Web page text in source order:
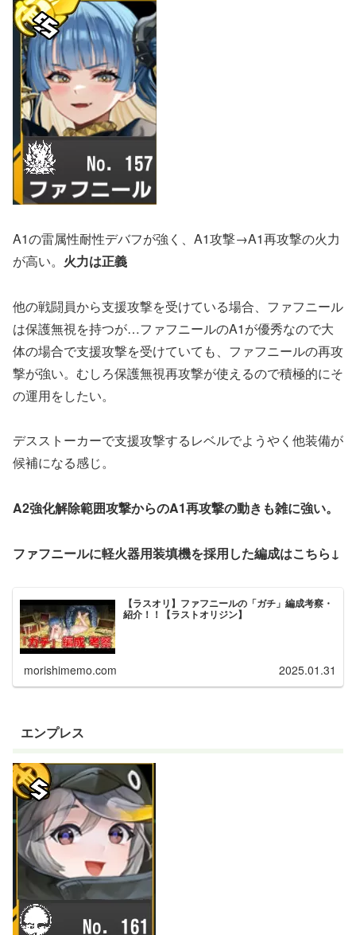
A1の雷属性耐性デバフが強く、A1攻撃→A1再攻撃の火力
が高い。 火力は正義
他の戦闘員から支援攻撃を受けている場合、ファフニール
は保護無視を持つが…ファフニールのA1が優秀なので大
体の場合で支援攻撃を受けていても、ファフニールの再攻
撃が強い。むしろ保護無視再攻撃が使えるので積極的にそ
の運用をしたい。
デスストーカーで支援攻撃するレベルでようやく他装備が
候補になる感じ。
A2強化解除範囲攻撃からのA1再攻撃の動きも雑に強い。
ファフニールに軽火器用装填機を採用した編成はこちら↓
【ラスオリ】ファフニールの「ガチ」編成考察・
紹介！！【ラストオリジン】
morishimemo.com 2025.01.31
エンプレス